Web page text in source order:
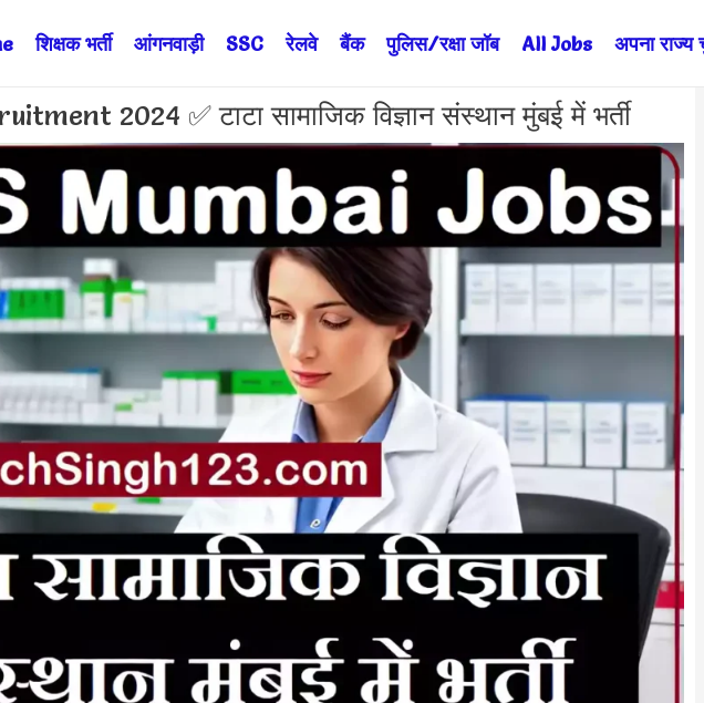
शिक्षक भर्ती आंगनवाड़ी SSC रेलवे बैंक पुलिस/रक्षा जॉब All Jobs अपना राज्य
2024 ✅ टाटा सामाजिक विज्ञान संस्थान मुंबई में भर्ती